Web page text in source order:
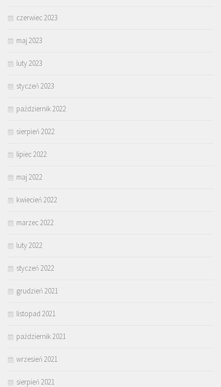
czerwiec 2023
maj 2023
luty 2023
styczeń 2023
październik 2022
sierpień 2022
lipiec 2022
maj 2022
kwiecień 2022
marzec 2022
luty 2022
styczeń 2022
grudzień 2021
listopad 2021
październik 2021
wrzesień 2021
sierpień 2021